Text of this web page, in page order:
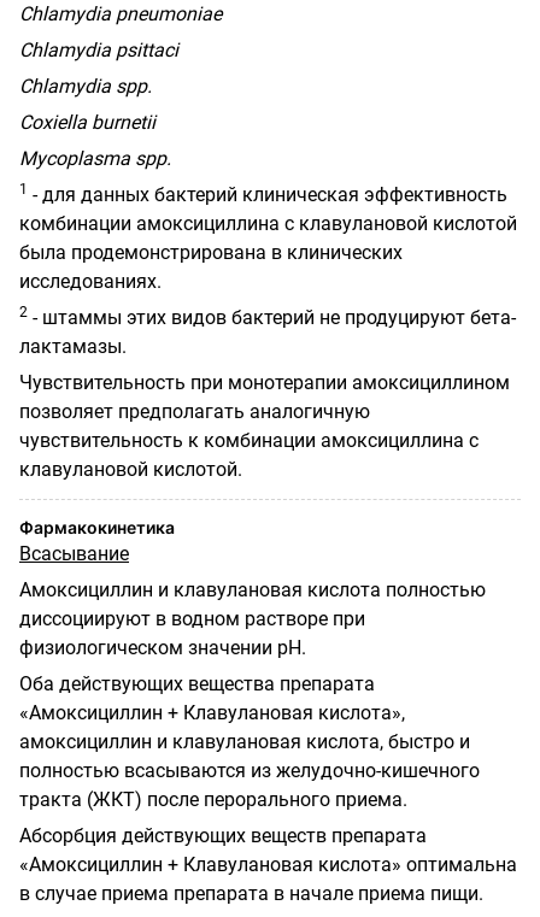
Chlamydia pneumoniae
Chlamydia psittaci
Chlamydia spp.
Coxiella burnetii
Mycoplasma spp.
1 - для данных бактерий клиническая эффективность
комбинации амоксициллина с клавулановой кислотой
была продемонстрирована в клинических
исследованиях.
2 - штаммы этих видов бактерий не продуцируют бета-
лактамазы.
Чувствительность при монотерапии амоксициллином
позволяет предполагать аналогичную
чувствительность к комбинации амоксициллина с
клавулановой кислотой.
Фармакокинетика
Всасывание
Амоксициллин и клавулановая кислота полностью
диссоциируют в водном растворе при
физиологическом значении pH.
Оба действующих вещества препарата
«Амоксициллин + Клавулановая кислота»,
амоксициллин и клавулановая кислота, быстро и
полностью всасываются из желудочно-кишечного
тракта (ЖКТ) после перорального приема.
Абсорбция действующих веществ препарата
«Амоксициллин + Клавулановая кислота» оптимальна
в случае приема препарата в начале приема пищи.